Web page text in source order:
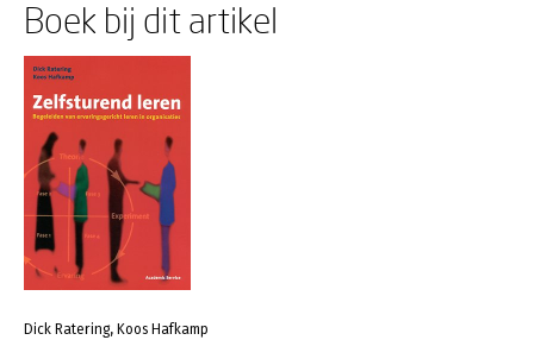
Boek bij dit artikel
Dick Ratering, Koos Hafkamp